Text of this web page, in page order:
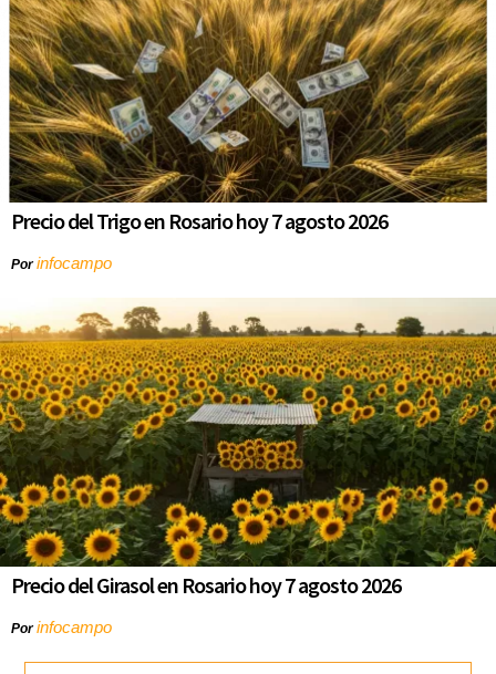
Precio del Trigo en Rosario hoy 7 agosto 2026
Porinfocampo
Precio del Girasol en Rosario hoy 7 agosto 2026
Porinfocampo